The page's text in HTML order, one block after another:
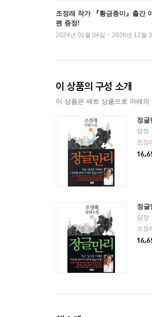
조정래 작가 『황금종이』출간
펜 증정!
2024년 01월 04일 ~ 2026년 12월
이 상품의 구성 소개
이 상품은 세트 상품으로 아래
정글
양장
조정
정글
양장
조정